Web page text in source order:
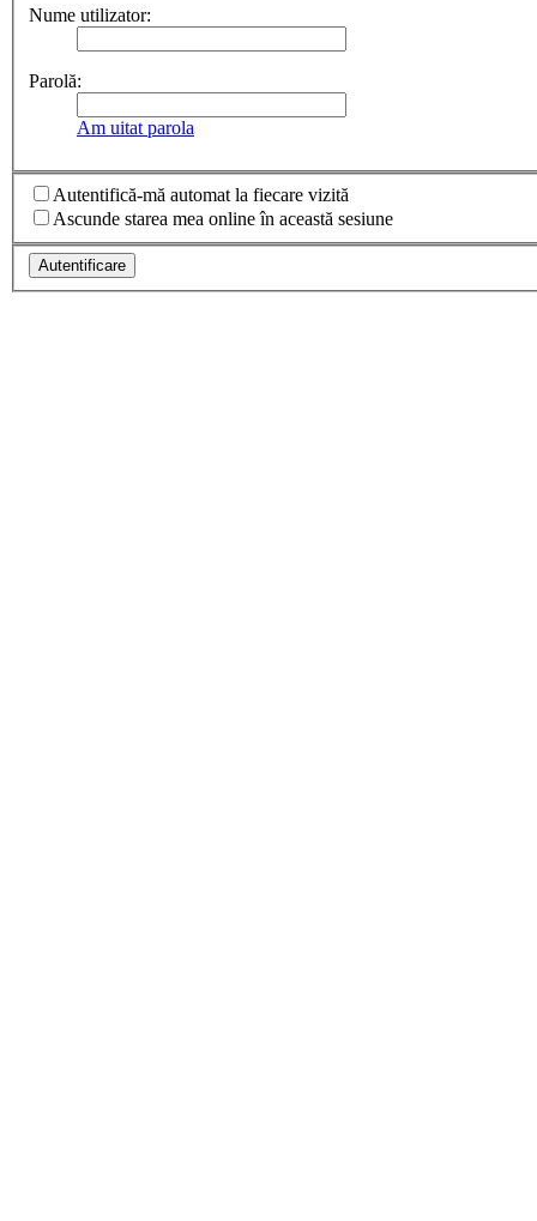
Nume utilizator:
Parolă:
Am uitat parola
Autentifică-mă automat la fiecare vizită
Ascunde starea mea online în această sesiune